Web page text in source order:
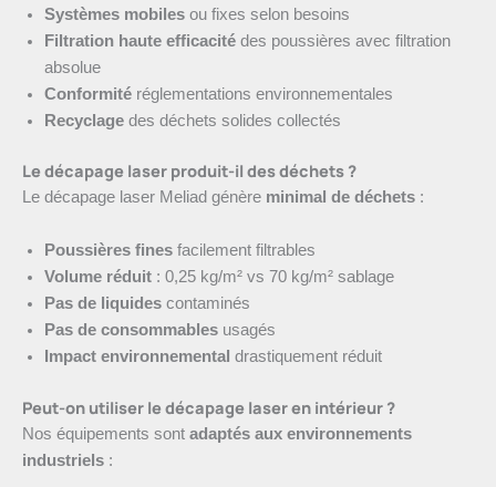
Systèmes mobiles ou fixes selon besoins
Filtration haute efficacité des poussières avec filtration
absolue
Conformité réglementations environnementales
Recyclage des déchets solides collectés
Le décapage laser produit-il des déchets ?
Le décapage laser Meliad génère minimal de déchets :
Poussières fines facilement filtrables
Volume réduit : 0,25 kg/m² vs 70 kg/m² sablage
Pas de liquides contaminés
Pas de consommables usagés
Impact environnemental drastiquement réduit
Peut-on utiliser le décapage laser en intérieur ?
Nos équipements sont adaptés aux environnements
industriels :